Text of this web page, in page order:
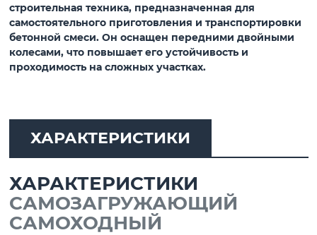
строительная техника, предназначенная для
самостоятельного приготовления и транспортировки
бетонной смеси. Он оснащен передними двойными
колесами, что повышает его устойчивость и
проходимость на сложных участках.
ХАРАКТЕРИСТИКИ
ХАРАКТЕРИСТИКИ
САМОЗАГРУЖАЮЩИЙ
САМОХОДНЫЙ